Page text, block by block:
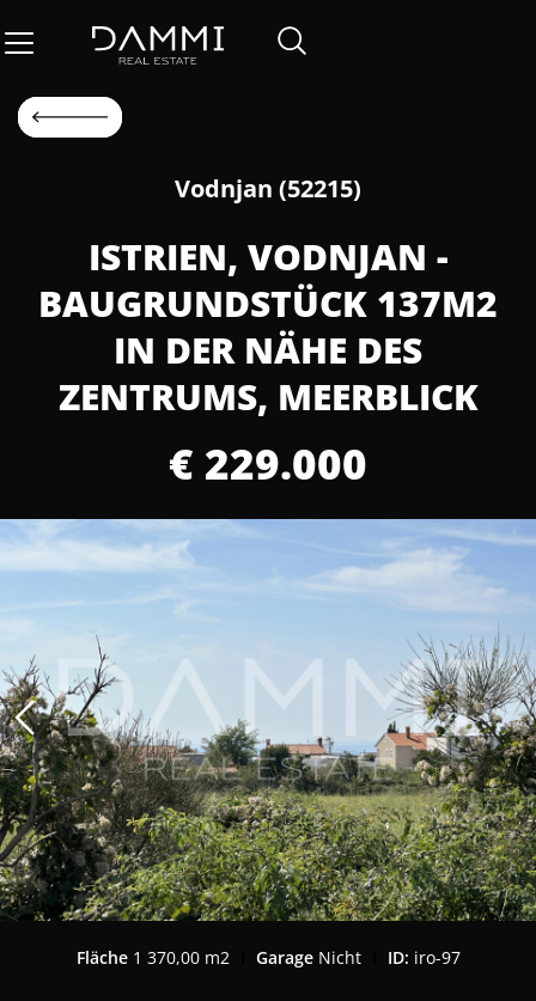
Vodnjan (52215)
ISTRIEN, VODNJAN -
BAUGRUNDSTÜCK 137M2
IN DER NÄHE DES
ZENTRUMS, MEERBLICK
€ 229.000
Fläche 1 370,00 m2 GarageNicht ID: iro-97